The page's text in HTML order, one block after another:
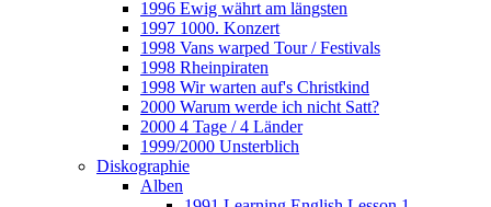
1996 Ewig währt am längsten
1997 1000. Konzert
1998 Vans warped Tour / Festivals
1998 Rheinpiraten
1998 Wir warten auf's Christkind
2000 Warum werde ich nicht Satt?
2000 4 Tage / 4 Länder
1999/2000 Unsterblich
Diskographie
Alben